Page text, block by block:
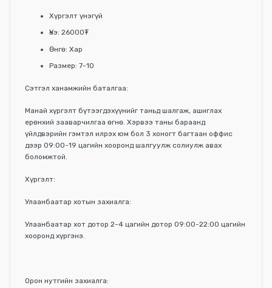
Хүргэлт үнэгүй
Үнэ: 26000₮
Өнгө: Хар
Размер: 7-10
Сэтгэл ханамжийн баталгаа:
Манай хүргэлт бүтээгдэхүүнийг таньд шалгаж, ашиглах
ерөнхий зааварчилгаа өгнө. Хэрвээ таны бараанд
үйлдвэрийн гэмтэл илрэх юм бол 3 хоногт багтаан оффис
дээр 09:00-19 цагийн хооронд шалгуулж солиулж авах
боломжтой.
Хүргэлт:
Улаанбаатар хотын захиалга:
Улаанбаатар хот дотор 2-4 цагийн дотор 09:00-22:00 цагийн
хооронд хүргэнэ.
Орон нутгийн захиалга: